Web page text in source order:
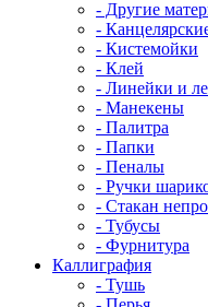
- Другие
-
- Кистемойки
- Клей
- Линейки и
- Манекены
- Палитра
- Папки
- Пеналы
- Ручки
- Стакан
- Тубусы
- Фурнитура
Каллиграфия
- Тушь